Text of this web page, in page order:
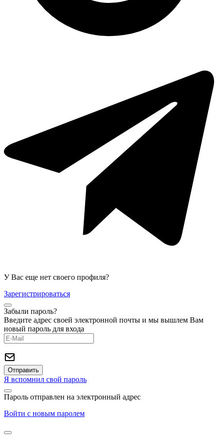
У Вас еще нет своего профиля?
Зарегистрироваться
Забыли пароль?
Введите адрес своей электронной почты и мы вышлем Вам
новый пароль для входа
Я вспомнил свой пароль
Пароль отправлен на электронный адрес
Войти с новым паролем